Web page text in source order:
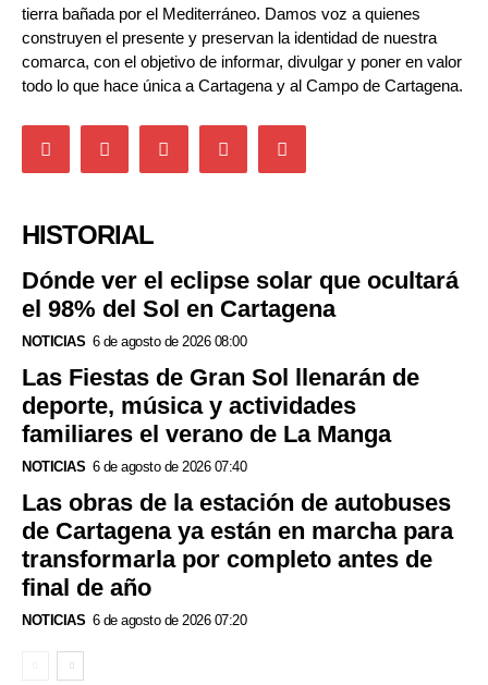
tierra bañada por el Mediterráneo. Damos voz a quienes
construyen el presente y preservan la identidad de nuestra
comarca, con el objetivo de informar, divulgar y poner en valor
todo lo que hace única a Cartagena y al Campo de Cartagena.
HISTORIAL
Dónde ver el eclipse solar que ocultará
el 98% del Sol en Cartagena
NOTICIAS 6 de agosto de 2026 08:00
Las Fiestas de Gran Sol llenarán de
deporte, música y actividades
familiares el verano de La Manga
NOTICIAS 6 de agosto de 2026 07:40
Las obras de la estación de autobuses
de Cartagena ya están en marcha para
transformarla por completo antes de
final de año
NOTICIAS 6 de agosto de 2026 07:20